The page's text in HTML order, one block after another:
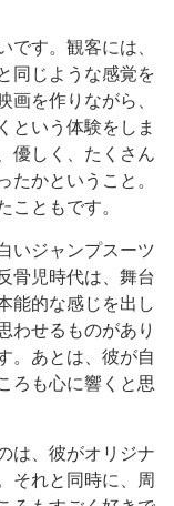
す。観客には、
同じような感覚を
画を作りながら、
という体験をしま
優しく、たくさん
たかということ。
こともです。
いジャンプスーツ
骨児時代は、舞台
能的な感じを出し
わせるものがあり
。あとは、彼が自
ろも心に響くと思
は、彼がオリジナ
それと同時に、周